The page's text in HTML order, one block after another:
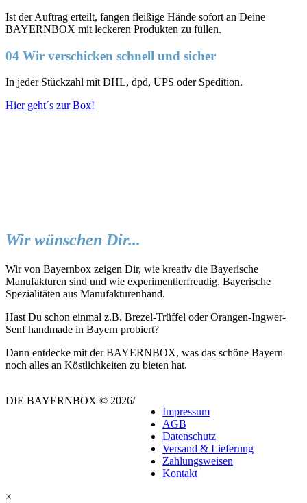
Ist der Auftrag erteilt, fangen fleißige Hände sofort an Deine
BAYERNBOX mit leckeren Produkten zu füllen.
04 Wir verschicken schnell und sicher
In jeder Stückzahl mit DHL, dpd, UPS oder Spedition.
Hier geht´s zur Box!
Wir wünschen Dir...
Wir von Bayernbox zeigen Dir, wie kreativ die Bayerische
Manufakturen sind und wie experimentierfreudig. Bayerische
Spezialitäten aus Manufakturenhand.
Hast Du schon einmal z.B. Brezel-Trüffel oder Orangen-Ingwer-
Senf handmade in Bayern probiert?
Dann entdecke mit der BAYERNBOX, was das schöne Bayern
noch alles an Köstlichkeiten zu bieten hat.
DIE BAYERNBOX © 2026/
Impressum
AGB
Datenschutz
Versand & Lieferung
Zahlungsweisen
Kontakt
×